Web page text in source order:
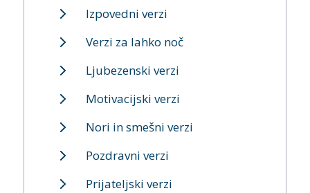
Izpovedni verzi
Verzi za lahko noč
Ljubezenski verzi
Motivacijski verzi
Nori in smešni verzi
Pozdravni verzi
Prijateljski verzi